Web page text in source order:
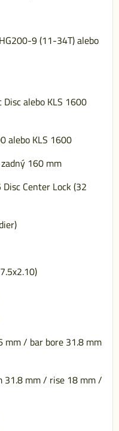
9 (11-34T) alebo
alebo KLS 1600
alebo KLS 1600
160 mm
Center Lock (32
mm / bar bore 31.8 mm
31.8 mm / rise 18 mm /